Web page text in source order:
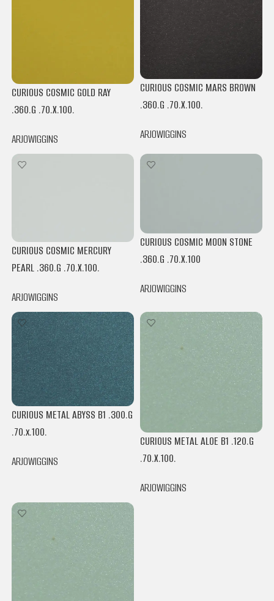
CURIOUS COSMIC GOLD RAY
.360.G .70.X.100.
ARJOWIGGINS
CURIOUS COSMIC MARS BROWN
.360.G .70.X.100.
ARJOWIGGINS
CURIOUS COSMIC MERCURY
PEARL .360.G .70.X.100.
ARJOWIGGINS
CURIOUS COSMIC MOON STONE
.360.G .70.X.100
ARJOWIGGINS
CURIOUS METAL ABYSS B1 .300.G
.70.x.100.
ARJOWIGGINS
CURIOUS METAL ALOE B1 .120.G
.70.X.100.
ARJOWIGGINS